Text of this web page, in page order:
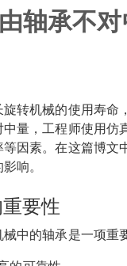
轴承不
转机械的使用寿
量，工程师使用
因素。在这篇博
响。
要性
中的轴承是一项重